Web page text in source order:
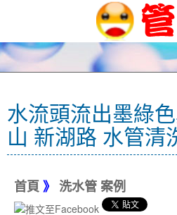
水流頭流出墨綠
山 新湖路 水管清
首頁 》 洗水管 案例